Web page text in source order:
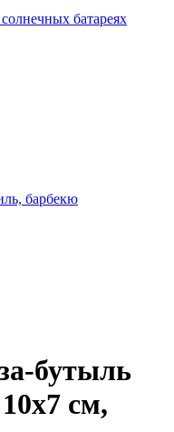
батареях
барбекю
бутыль
см,